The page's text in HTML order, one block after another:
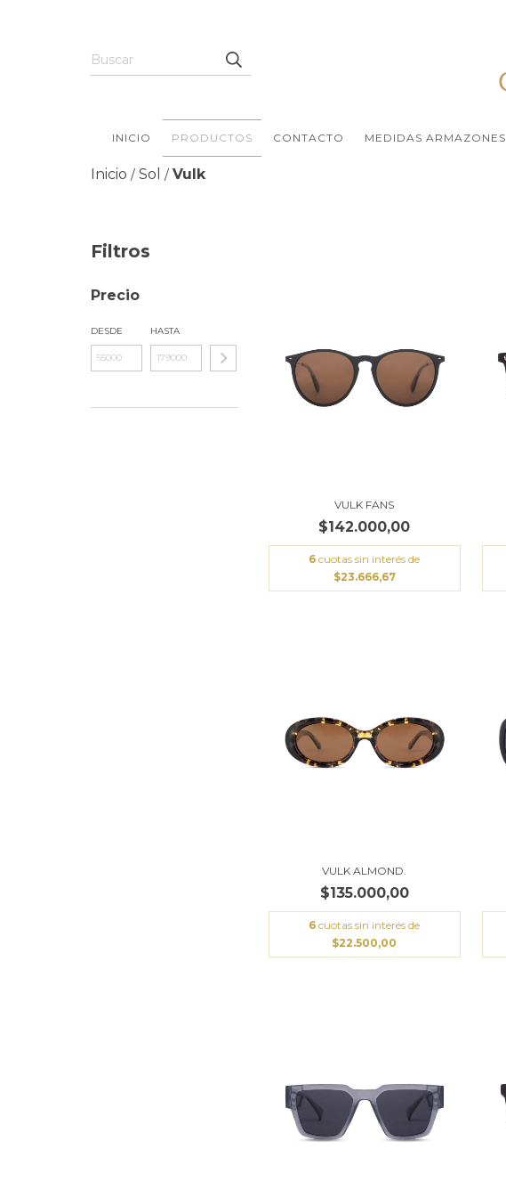
INICIO PRODUCTOS CONTACTO MEDIDAS ARMAZONES
Inicio / Sol / Vulk
Filtros
Precio
DESDE HASTA
VULK FANS
$142.000,00
6 cuotas sin interés de
$23.666,67
VULK ALMOND.
$135.000,00
6 cuotas sin interés de
$22.500,00